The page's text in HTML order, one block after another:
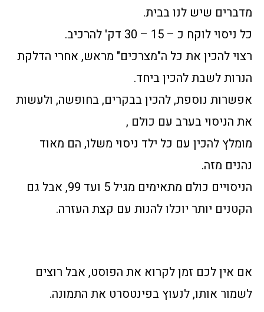
מדברים שיש לנו בבית.
כל ניסוי לוקח כ – 15 – 30 דק' להרכיב.
רצוי להכין את כל ה"מצרכים" מראש, אחרי הדלקת
הנרות לשבת להכין ביחד.
אפשרות נוספת, להכין בבקרים, בחופשה, ולעשות
את הניסוי בערב עם כולם ,
מומלץ להכין עם כל ילד ניסוי משלו, הם מאוד
נהנים מזה.
הניסויים כולם מתאימים מגיל 5 ועד 99, אבל גם
הקטנים יותר יוכלו להנות עם קצת העזרה.
אם אין לכם זמן לקרוא את הפוסט, אבל רוצים
לשמור אותו, לנעוץ בפינטסרט את התמונה.